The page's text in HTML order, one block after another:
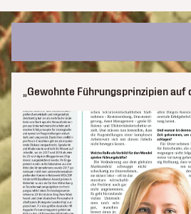
„Gewohnte Führungsprinzipien auf